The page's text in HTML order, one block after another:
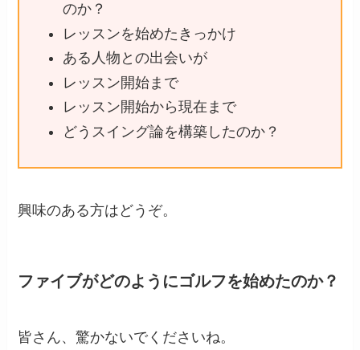
のか？
レッスンを始めたきっかけ
ある人物との出会いが
レッスン開始まで
レッスン開始から現在まで
どうスイング論を構築したのか？
興味のある方はどうぞ。
ファイブがどのようにゴルフを始めたのか？
皆さん、驚かないでくださいね。